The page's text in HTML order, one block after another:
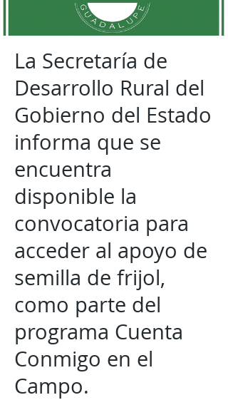
La Secretaría de
Desarrollo Rural del
Gobierno del Estado
informa que se
encuentra
disponible la
convocatoria para
acceder al apoyo de
semilla de frijol,
como parte del
programa Cuenta
Conmigo en el
Campo.